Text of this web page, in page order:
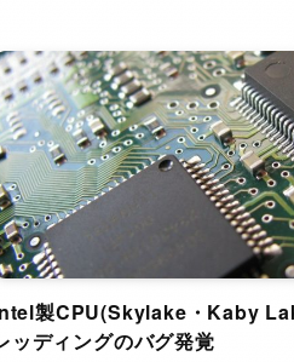
製CPU(Skylake・Kaby
ッディングのバグ発覚